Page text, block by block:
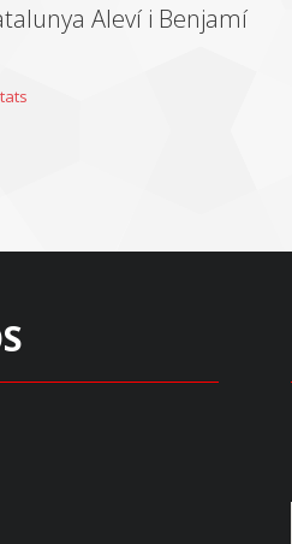
Aleví i Benjamí